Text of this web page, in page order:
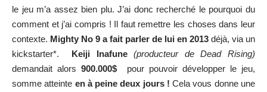
le jeu m’a assez bien plu. J’ai donc recherché le pourquoi du
comment et j’ai compris ! Il faut remettre les choses dans leur
contexte. Mighty No 9 a fait parler de lui en 2013 déjà, via un
kickstarter*. Keiji Inafune(producteur de Dead Rising)
demandait alors900.000$ pour pouvoir développer le jeu,
somme atteinte en à peine deux jours ! Cela vous donne une